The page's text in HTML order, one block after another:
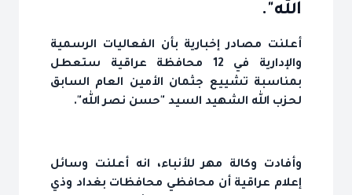
الله".
أعلنت مصادر إخبارية بأن الفعاليات الرسمية
والإدارية في 12 محافظة عراقية ستعطل
بمناسبة تشييع جثمان الأمين العام السابق
لحزب الله الشهيد السيد "حسن نصر الله".
وأفادت وكالة مهر للأنباء، انه أعلنت وسائل
إعلام عراقية أن محافظي محافظات بغداد وذي